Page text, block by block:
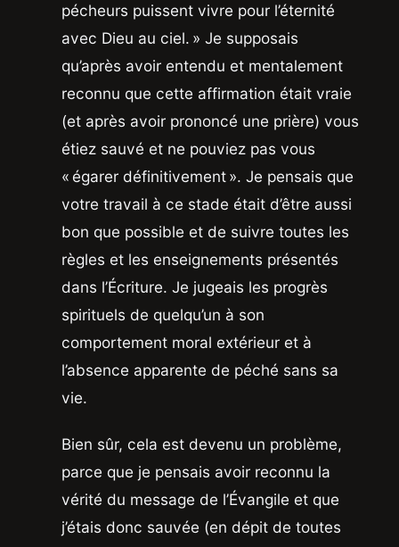
pécheurs puissent vivre pour l’éternité
avec Dieu au ciel. » Je supposais
qu’après avoir entendu et mentalement
reconnu que cette affirmation était vraie
(et après avoir prononcé une prière) vous
étiez sauvé et ne pouviez pas vous
« égarer définitivement ». Je pensais que
votre travail à ce stade était d’être aussi
bon que possible et de suivre toutes les
règles et les enseignements présentés
dans l’Écriture. Je jugeais les progrès
spirituels de quelqu’un à son
comportement moral extérieur et à
l’absence apparente de péché sans sa
vie.
Bien sûr, cela est devenu un problème,
parce que je pensais avoir reconnu la
vérité du message de l’Évangile et que
j’étais donc sauvée (en dépit de toutes